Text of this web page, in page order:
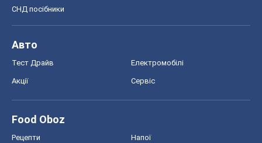
СНД посібники
Авто
Тест Драйв Електромобілі
Акції Сервіс
Food Oboz
Рецепти Напої